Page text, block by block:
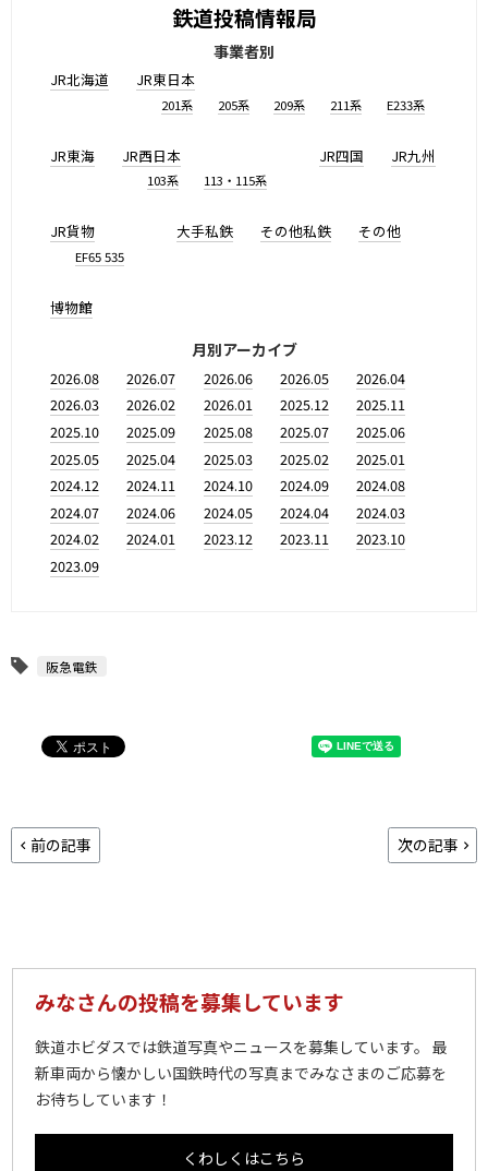
鉄道投稿情報局
事業者別
JR北海道 JR東日本
201系 205系 209系 211系 E233系
JR東海 JR西日本
103系 113・115系
JR四国 JR九州
JR貨物
EF65 535
大手私鉄 その他私鉄 その他
博物館
月別アーカイブ
2026.08 2026.07 2026.06 2026.05
2026.04
2026.03
2026.02 2026.01 2025.12
2025.11
2025.10
2025.09 2025.08 2025.07
2025.06
2025.05
2025.04 2025.03 2025.02
2025.01
2024.12
2024.11 2024.10 2024.09
2024.08
2024.07
2024.06 2024.05 2024.04
2024.03
2024.02
2024.01 2023.12 2023.11
2023.10
2023.09
阪急電鉄
前の記事 次の記事
みなさんの投稿を募集しています
鉄道ホビダスでは鉄道写真やニュースを募集しています。 最
新車両から懐かしい国鉄時代の写真までみなさまのご応募を
お待ちしています！
くわしくはこちら